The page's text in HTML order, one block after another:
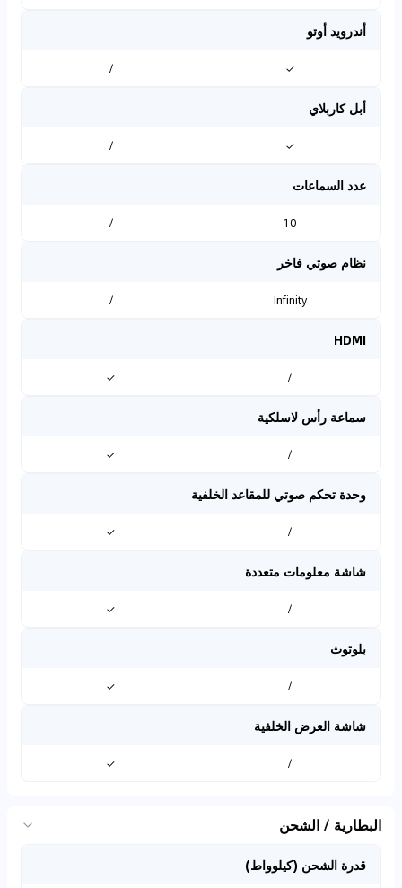
أندرويد أوتو
✓
/
أبل كاربلاي
✓
/
عدد السماعات
10
/
نظام صوتي فاخر
Infinity
/
HDMI
/
✓
سماعة رأس لاسلكية
/
✓
وحدة تحكم صوتي للمقاعد الخلفية
/
✓
شاشة معلومات متعددة
/
✓
بلوتوث
/
✓
شاشة العرض الخلفية
/
✓
البطارية / الشحن
قدرة الشحن (كيلوواط)